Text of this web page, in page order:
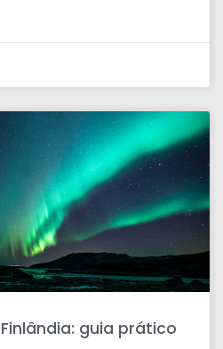
guia prático